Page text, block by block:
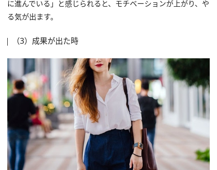
に進んでいる」と感じられると、モチベーションが上がり、や
る気が出ます。
（3）成果が出た時